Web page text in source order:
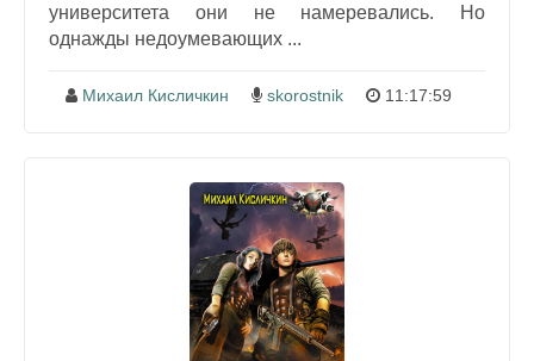
университета они не намеревались. Но
однажды недоумевающих ...
Михаил Кисличкин skorostnik 11:17:59